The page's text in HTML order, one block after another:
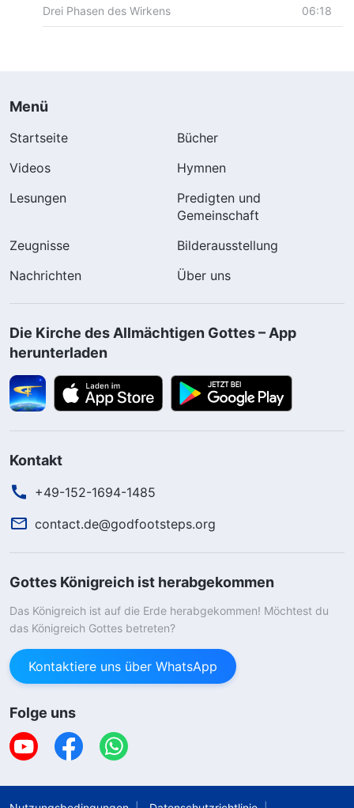
Drei Phasen des Wirkens 06:18
Menü
Startseite
Bücher
Videos
Hymnen
Lesungen
Predigten und
Gemeinschaft
Zeugnisse
Bilderausstellung
Nachrichten
Über uns
Die Kirche des Allmächtigen Gottes – App
herunterladen
Kontakt
+49-152-1694-1485
contact.de@godfootsteps.org
Gottes Königreich ist herabgekommen
Das Königreich ist auf die Erde herabgekommen! Möchtest du
das Königreich Gottes betreten?
Kontaktiere uns über WhatsApp
Folge uns